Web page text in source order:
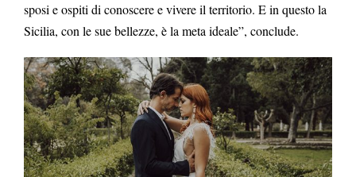
sposi e ospiti di conoscere e vivere il territorio. E in questo la
Sicilia, con le sue bellezze, è la meta ideale”, conclude.